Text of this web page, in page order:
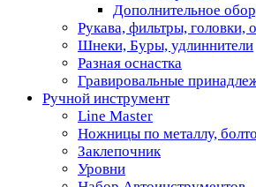
Дополнительное
Рукава, фильтры, головки,
Шнеки, Буры, удлиннители
Разная оснастка
Гравировальные
Ручной инструмент
Line Master
Ножницы по металлу,
Заклепочник
Уровни